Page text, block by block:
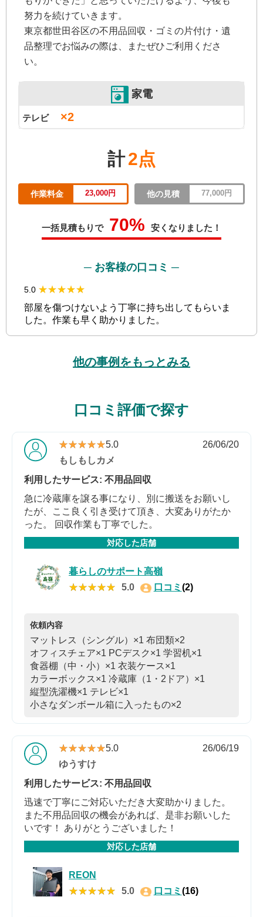
努力を続けていきます。
東京都世田谷区の不用品回収・ゴミの片付け・遺
品整理でお悩みの際は、またぜひご利用くださ
い。
家電
テレビ ×2
計2点
作業料金 23,000円 他の見積 77,000円
一括見積もりで 70% 安くなりました！
─ お客様の口コミ ─
5.0 ★★★★★
★★★★★
部屋を傷つけないよう丁寧に持ち出してもらいま
した。作業も早く助かりました。
他の事例をもっとみる
口コミ評価で探す
★★★★★
★★★★★5.0
26/06/20
もしもしカメ
利用したサービス: 不用品回収
急に冷蔵庫を譲る事になり、別に搬送をお願いし
たが、ここ良く引き受けて頂き、大変ありがたか
った。 回収作業も丁寧でした。
対応した店舗
暮らしのサポート高嶺
★★★★★
★★★★★ 5.0 口コミ (2)
依頼内容
マットレス（シングル）×1 布団類×2
オフィスチェア×1 PCデスク×1 学習机×1
食器棚（中・小）×1 衣装ケース×1
カラーボックス×1 冷蔵庫（1・2ドア）×1
縦型洗濯機×1 テレビ×1
小さなダンボール箱に入ったもの×2
★★★★★
★★★★★5.0
26/06/19
ゆうすけ
利用したサービス: 不用品回収
迅速で丁寧にご対応いただき大変助かりました。
また不用品回収の機会があれば、是非お願いした
いです！ ありがとうございました！
対応した店舗
REON
★★★★★
★★★★★ 5.0 口コミ (16)